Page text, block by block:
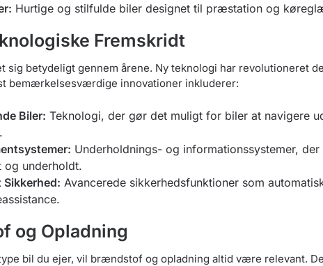
Hurtige og stilfulde biler designet til præstation og
Fremskridt
sig betydeligt gennem årene. Ny teknologi har revolutioneret
bemærkelsesværdige innovationer inkluderer:
Biler: Teknologi, der gør det muligt for biler at navigere
Underholdnings- og informationssystemer,
og underholdt.
Sikkerhed: Avancerede sikkerhedsfunktioner som
og Opladning
bil du ejer, vil brændstof og opladning altid være relevant.